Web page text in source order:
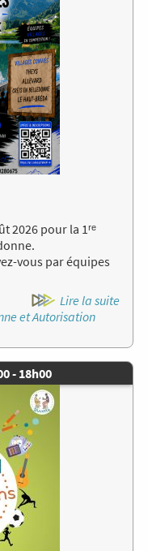
2026 pour la 1ʳᵉ
vous par équipes
Lire la suite
et Autorisation
- 18h00